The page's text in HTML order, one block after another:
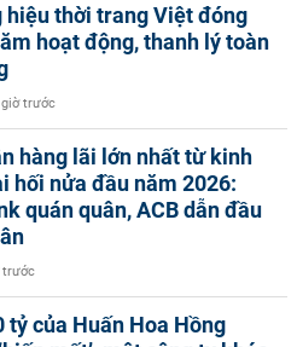
hiệu thời trang Việt đóng
hoạt động, thanh lý toàn
giờ trước
hàng lãi lớn nhất từ kinh
hối nửa đầu năm 2026:
quán quân, ACB dẫn đầu
trước
tỷ của Huấn Hoa Hồng